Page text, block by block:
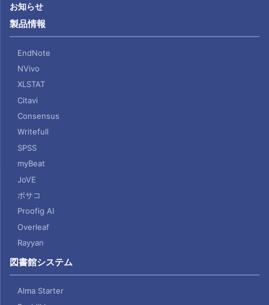
お知らせ
製品情報
EndNote
NVivo
XLSTAT
Citavi
Consensus
Writefull
SPSS
myBeat
JoVE
ポサコ
Proofig AI
Overleaf
Rayyan
図書館システム
Alma Starter